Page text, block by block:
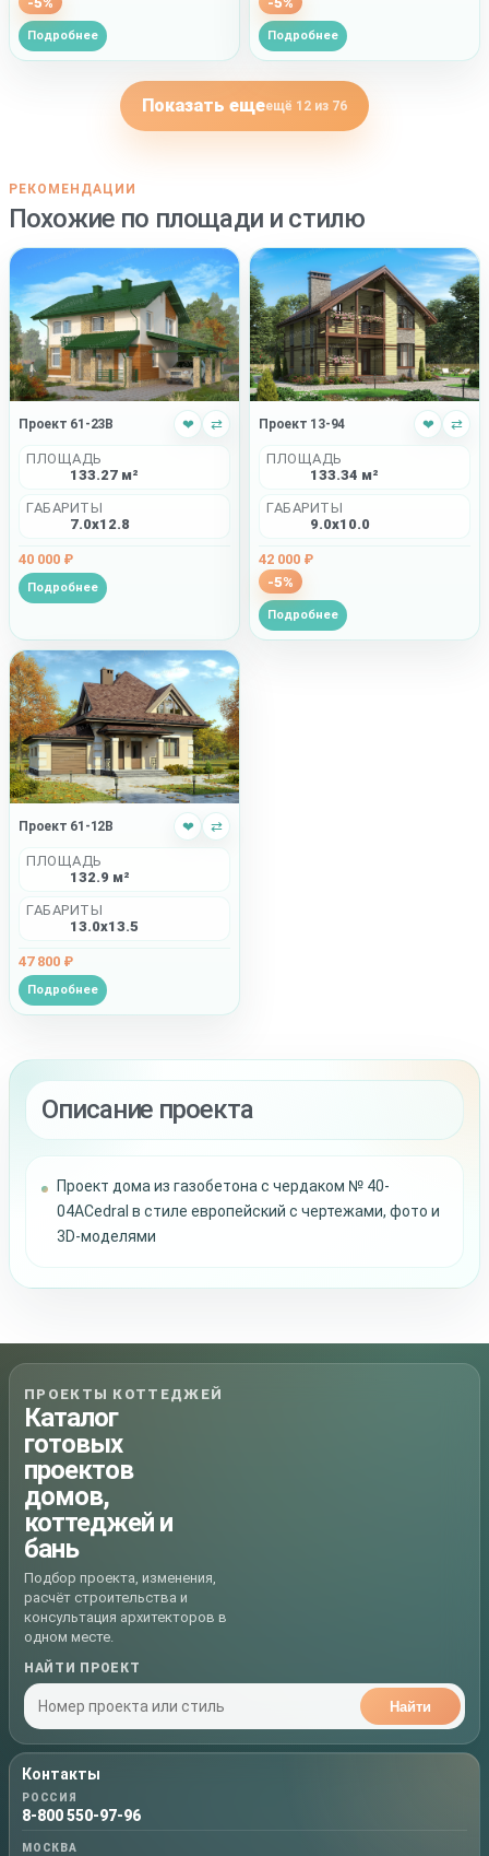
Подробнее Подробнее
Показать ещеещё 12 из 76
РЕКОМЕНДАЦИИ
Похожие по площади и стилю
Проект 61-23B ❤ ⇄
ПЛОЩАДЬ
133.27 м²
ГАБАРИТЫ
7.0x12.8
40 000 ₽
Подробнее
Проект 13-94 ❤ ⇄
ПЛОЩАДЬ
133.34 м²
ГАБАРИТЫ
9.0x10.0
42 000 ₽
-5%
Подробнее
Проект 61-12B ❤ ⇄
ПЛОЩАДЬ
132.9 м²
ГАБАРИТЫ
13.0x13.5
47 800 ₽
Подробнее
Описание проекта
Проект дома из газобетона c чердаком № 40-
04ACedral в стиле европейский с чертежами, фото и
3D-моделями
ПРОЕКТЫ КОТТЕДЖЕЙ
Каталог
готовых
проектов
домов,
коттеджей и
бань
Подбор проекта, изменения,
расчёт строительства и
консультация архитекторов в
одном месте.
НАЙТИ ПРОЕКТ
Найти
Контакты
РОССИЯ
8-800 550-97-96
МОСКВА